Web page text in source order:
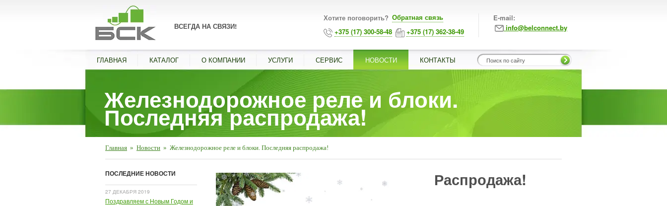
ВСЕГДА НА СВЯЗИ!
Хотите поговорить? Обратная связь
+375 (17) 300-58-48
+375 (17) 362-38-49
E-mail:
info@belconnect.by
ГЛАВНАЯ КАТАЛОГ О КОМПАНИИ УСЛУГИ СЕРВИС НОВОСТИ КОНТАКТЫ
Железнодорожное реле и блоки.
Последняя распродажа!
Главная » Новости » Железнодорожное реле и блоки. Последняя распродажа!
Распродажа!
ПОСЛЕДНИЕ НОВОСТИ
27 ДЕКАБРЯ 2019
Поздравляем с Новым Годом и